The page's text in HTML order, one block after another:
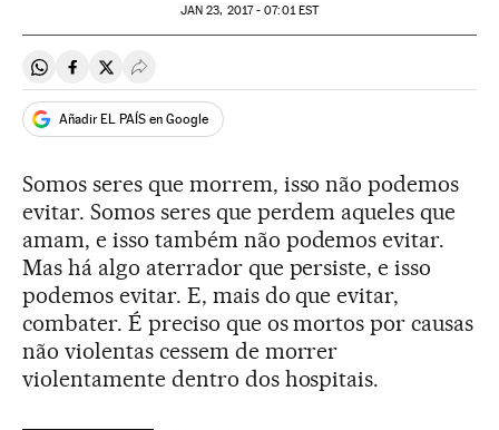
JAN 23, 2017 - 07:01EST
Compartir en Whatsapp
Compartir en Facebook
Compartir en Twitter
Desplegar Redes Sociales
Añadir EL PAÍS en Google
Somos seres que morrem, isso não podemos
evitar. Somos seres que perdem aqueles que
amam, e isso também não podemos evitar.
Mas há algo aterrador que persiste, e isso
podemos evitar. E, mais do que evitar,
combater. É preciso que os mortos por causas
não violentas cessem de morrer
violentamente dentro dos hospitais.